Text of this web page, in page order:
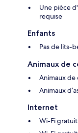
Une pièce
requise
Enfants
Pas de lits-
Animaux de
Animaux de
Animaux
Internet
Wi-Fi gratuit